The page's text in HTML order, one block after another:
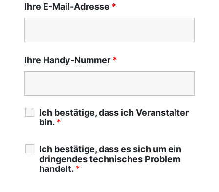
Ihre E-Mail-Adresse *
Ihre Handy-Nummer *
Ich bestätige, dass ich Veranstalter
bin. *
Ich bestätige, dass es sich um ein
dringendes technisches Problem
handelt. *